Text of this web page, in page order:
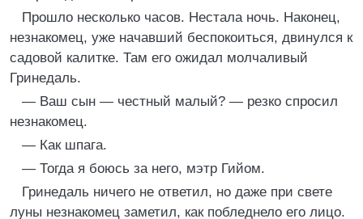
Прошло несколько часов. Нестала ночь. Наконец,
незнакомец, уже начавший беспокоиться, двинулся к
садовой калитке. Там его ожидал молчаливый
Гринедаль.
— Ваш сын — честный малый? — резко спросил
незнакомец.
— Как шпага.
— Тогда я боюсь за него, мэтр Гийом.
Гринедаль ничего не ответил, но даже при свете
луны незнакомец заметил, как побледнело его лицо.